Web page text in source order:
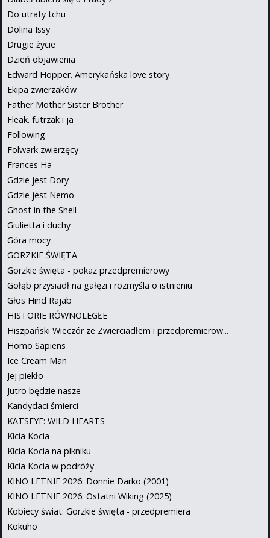
Do utraty tchu
Dolina Issy
Drugie życie
Dzień objawienia
Edward Hopper. Amerykańska love story
Ekipa zwierzaków
Father Mother Sister Brother
Fleak. futrzak i ja
Following
Folwark zwierzęcy
Frances Ha
Gdzie jest Dory
Gdzie jest Nemo
Ghost in the Shell
Giulietta i duchy
Góra mocy
GORZKIE ŚWIĘTA
Gorzkie święta - pokaz przedpremierowy
Gołąb przysiadł na gałęzi i rozmyśla o istnieniu
Głos Hind Rajab
HISTORIE RÓWNOLEGŁE
Hiszpański Wieczór ze Zwierciadłem i przedpremierow...
Homo Sapiens
Ice Cream Man
Jej piekło
Jutro będzie nasze
Kandydaci śmierci
KATSEYE: WILD HEARTS
Kicia Kocia
Kicia Kocia na pikniku
Kicia Kocia w podróży
KINO LETNIE 2026: Donnie Darko (2001)
KINO LETNIE 2026: Ostatni Wiking (2025)
Kobiecy świat: Gorzkie święta - przedpremiera
Kokuhō